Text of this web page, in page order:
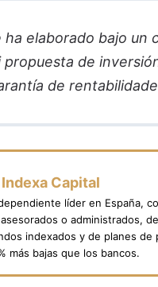
elaborado bajo
de
de
Capital
líder en España,
o administrados,
indexados y de planes
más bajas que los bancos.